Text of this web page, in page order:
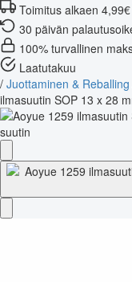
Toimitus alkaen 4,99€
30 päivän
100% turvallinen
Laatutakuu
/ Juottaminen & Reballing
ilmasuutin SOP 13 x 28